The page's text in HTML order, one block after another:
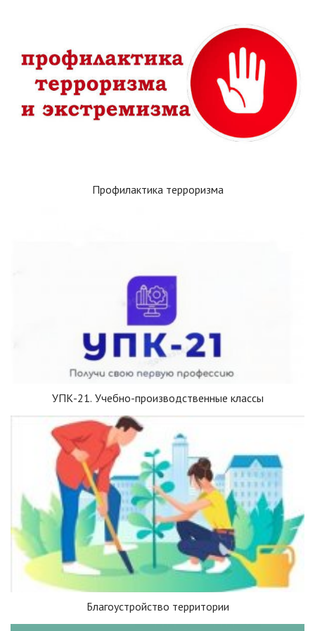
Профилактика терроризма
УПК-21. Учебно-производственные классы
Благоустройство территории